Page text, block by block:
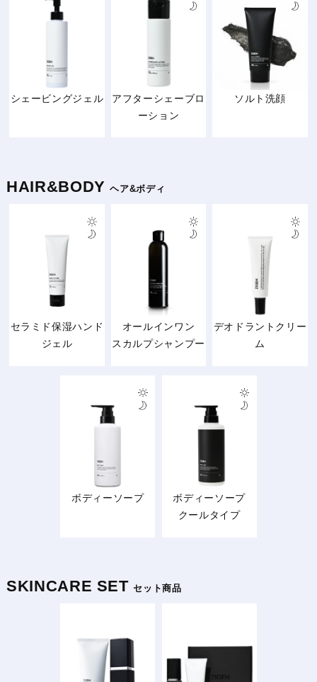
シェービングジェル
アフターシェーブロ
ーション
ソルト洗顔
HAIR&BODYヘア&ボディ
セラミド保湿ハンド
ジェル
オールインワン
スカルプシャンプー
デオドラントクリー
ム
ボディーソープ
ボディーソープ
クールタイプ
SKINCARE SETセット商品